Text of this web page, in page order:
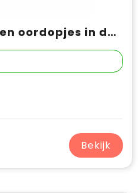
MUSISOFT - Siliconen oordopjes in doosje
Bekijk